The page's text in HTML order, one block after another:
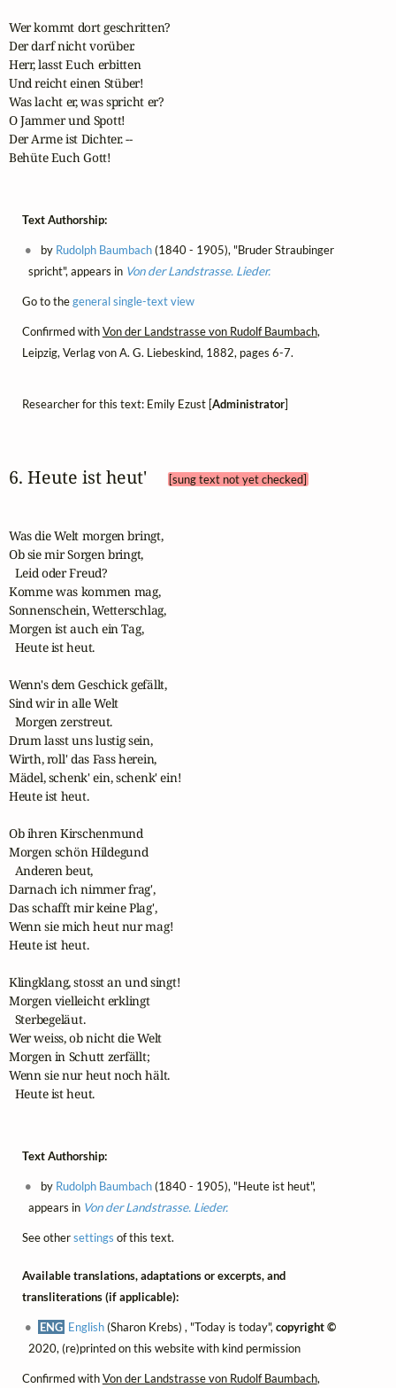
Wer kommt dort geschritten?
Der darf nicht vorüber.
Herr, lasst Euch erbitten
Und reicht einen Stüber!
Was lacht er, was spricht er?
O Jammer und Spott!
Der Arme ist Dichter. --
Behüte Euch Gott!
Text Authorship:
by Rudolph Baumbach(1840 - 1905), "Bruder Straubinger
spricht", appears in Von der Landstrasse. Lieder.
Go to thegeneral single-text view
Confirmed withVon der Landstrasse von Rudolf Baumbach,
Leipzig, Verlag von A. G. Liebeskind, 1882, pages 6-7.
Researcher for this text: Emily Ezust [Administrator]
6. Heute ist heut' [sung text not yet checked]
Was die Welt morgen bringt,
Ob sie mir Sorgen bringt,
  Leid oder Freud?
Komme was kommen mag,
Sonnenschein, Wetterschlag,
Morgen ist auch ein Tag,
  Heute ist heut.
Wenn's dem Geschick gefällt,
Sind wir in alle Welt
  Morgen zerstreut.
Drum lasst uns lustig sein,
Wirth, roll' das Fass herein,
Mädel, schenk' ein, schenk' ein!
Heute ist heut.
Ob ihren Kirschenmund
Morgen schön Hildegund
  Anderen beut,
Darnach ich nimmer frag',
Das schafft mir keine Plag',
Wenn sie mich heut nur mag!
Heute ist heut.
Klingklang, stosst an und singt!
Morgen vielleicht erklingt
  Sterbegeläut.
Wer weiss, ob nicht die Welt
Morgen in Schutt zerfällt;
Wenn sie nur heut noch hält.
  Heute ist heut.
Text Authorship:
by Rudolph Baumbach(1840 - 1905), "Heute ist heut",
appears in Von der Landstrasse. Lieder.
See othersettings of this text.
Available translations, adaptations or excerpts, and
transliterations (if applicable):
ENG English(Sharon Krebs) , "Today is today",copyright ©
2020, (re)printed on this website with kind permission
Confirmed withVon der Landstrasse von Rudolf Baumbach,